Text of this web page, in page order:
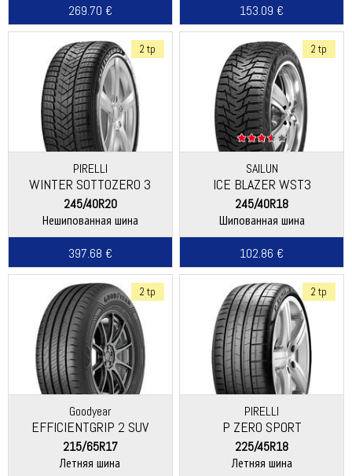
269.70 €
153.09 €
2 tp
PIRELLI
WINTER SOTTOZERO 3
245/40R20
Нешипованная шина
397.68 €
2 tp
SAILUN
ICE BLAZER WST3
245/40R18
Шипованная шина
102.86 €
2 tp
Goodyear
EFFICIENTGRIP 2 SUV
215/65R17
Летняя шина
2 tp
PIRELLI
P ZERO SPORT
225/45R18
Летняя шина